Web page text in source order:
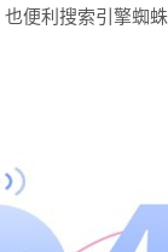
便利搜索引擎蜘